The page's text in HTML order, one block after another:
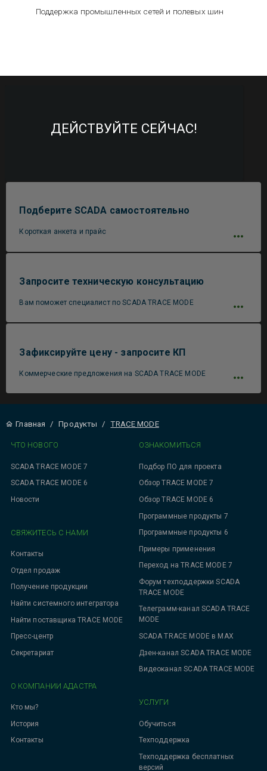
Поддержка промышленных сетей и полевых шин
ДЕЙСТВУЙТЕ СЕЙЧАС!
Подберите SCADA самостоятельно
Короткая анкета и прайс
Запросите техническую консультацию
Вам поможет специалист по SCADA TRACE MODE
Зафиксируйте цену - запросите КП
Коммерческие предложения на SCADA TRACE MODE
Главная / Продукты / TRACE MODE
ЧТО НОВОГО
SCADA TRACE MODE 7
SCADA TRACE MODE 6
Новости
ОЗНАКОМИТЬСЯ
Подбор ПО для проекта
Обзор TRACE MODE 7
Обзор TRACE MODE 6
Программные продукты 7
Программные продукты 6
Примеры применения
Переход на TRACE MODE 7
Форум техподдержки SCADA
TRACE MODE
Телеграмм-канал SCADA TRACE
MODE
SCADA TRACE MODE в MAX
Дзен-канал SCADA TRACE MODE
Видеоканал SCADA TRACE MODE
УСЛУГИ
Обучиться
Техподдержка
Техподдержка бесплатных
версий
СВЯЖИТЕСЬ С НАМИ
Контакты
Отдел продаж
Получение продукции
Найти системного интегратора
Найти поставщика TRACE MODE
Пресс-центр
Секретариат
О КОМПАНИИ АДАСТРА
Кто мы?
История
Контакты